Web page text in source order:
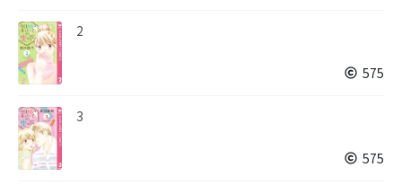
2
575
3
575